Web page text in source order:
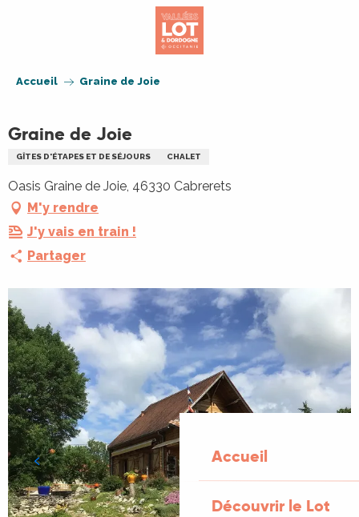
Accueil
Découvrir le Lot
Accueil Graine de Joie
Graine de Joie
GÎTES D'ÉTAPES ET DE SÉJOURS CHALET
Oasis Graine de Joie, 46330 Cabrerets
M'y rendre
J'y vais en train !
Partager